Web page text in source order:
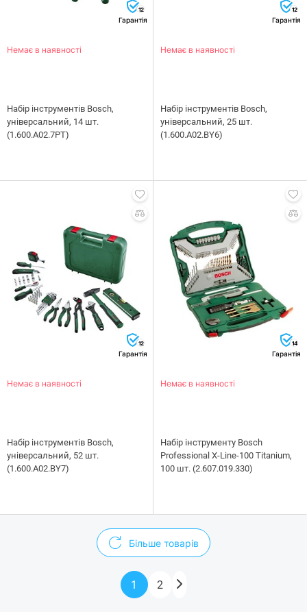
12
Гарантія
Немає в наявності
Набір інструментів Bosch,
універсальний, 14 шт.
(1.600.A02.7PT)
12
Гарантія
Немає в наявності
Набір інструментів Bosch,
універсальний, 25 шт.
(1.600.A02.BY6)
12
Гарантія
Немає в наявності
Набір інструментів Bosch,
універсальний, 52 шт.
(1.600.A02.BY7)
14
Гарантія
Немає в наявності
Набір інструменту Bosch
Professional X-Line-100 Titanium,
100 шт. (2.607.019.330)
Більше товарів
1 2